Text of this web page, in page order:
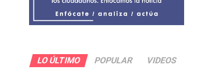
LO ÚLTIMO POPULAR VIDEOS